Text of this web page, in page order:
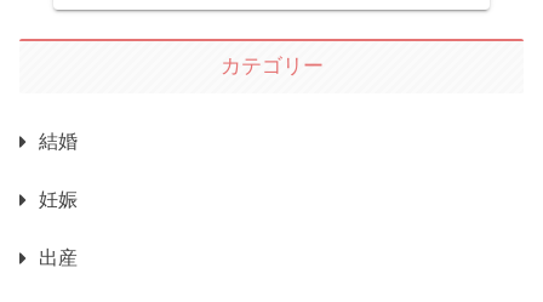
カテゴリー
結婚
妊娠
出産